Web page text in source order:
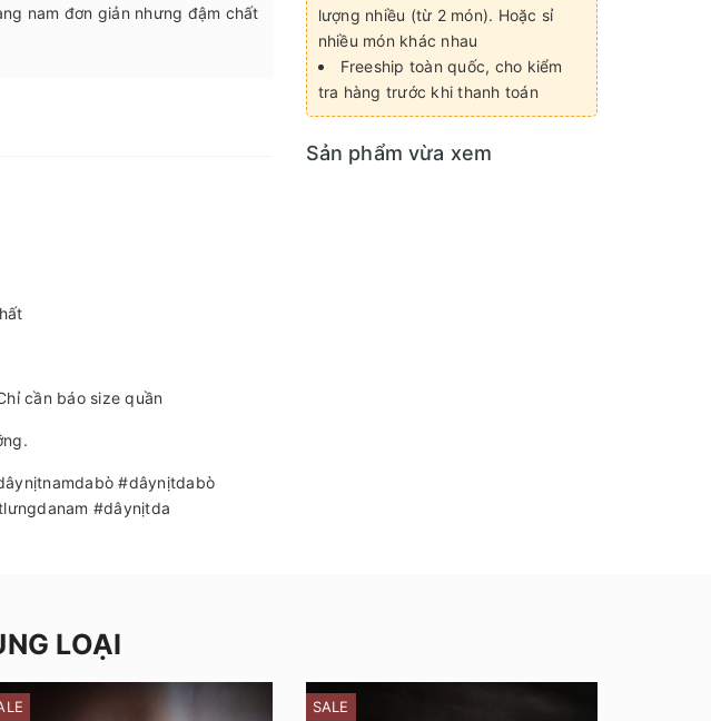
nam đơn giản nhưng đậm chất
cần báo size quần
#dâynịtdabò
#dâynịtda
lượng nhiều (từ 2 món). Hoặc sỉ
nhiều món khác nhau
Freeship toàn quốc, cho kiểm
tra hàng trước khi thanh toán
Sản phẩm vừa xem
LOẠI
SALE